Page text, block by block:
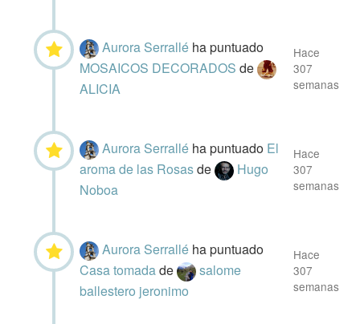
Aurora Serrallé ha puntuado
MOSAICOS DECORADOSde
ALICIA
Hace
307
semanas
Aurora Serrallé ha puntuado El
aroma de las Rosasde
Hugo
Noboa
Hace
307
semanas
Aurora Serrallé ha puntuado
Casa tomadade
salome
ballestero jeronimo
Hace
307
semanas